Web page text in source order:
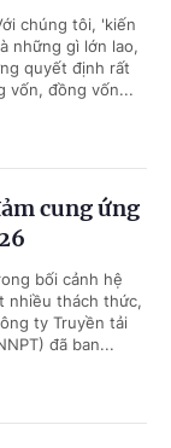
chúng tôi, 'kiến
những gì lớn lao,
quyết định rất
vốn, đồng vốn...
cung ứng
bối cảnh hệ
nhiều thách thức,
ty Truyền tải
đã ban...